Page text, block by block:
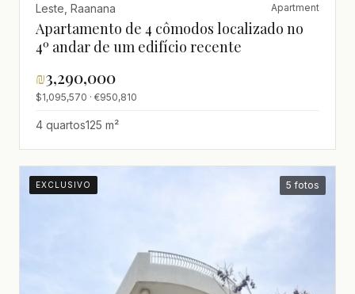
Leste, Raanana Apartment
Apartamento de 4 cômodos localizado no
4º andar de um edifício recente
₪3,290,000
$1,095,570 · €950,810
4 quartos125 m²
EXCLUSIVO 5 fotos